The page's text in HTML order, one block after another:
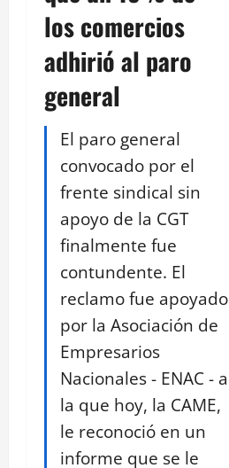
los comercios
adhirió al paro
general
El paro general
convocado por el
frente sindical sin
apoyo de la CGT
finalmente fue
contundente. El
reclamo fue apoyado
por la Asociación de
Empresarios
Nacionales - ENAC - a
la que hoy, la CAME,
le reconoció en un
informe que se le